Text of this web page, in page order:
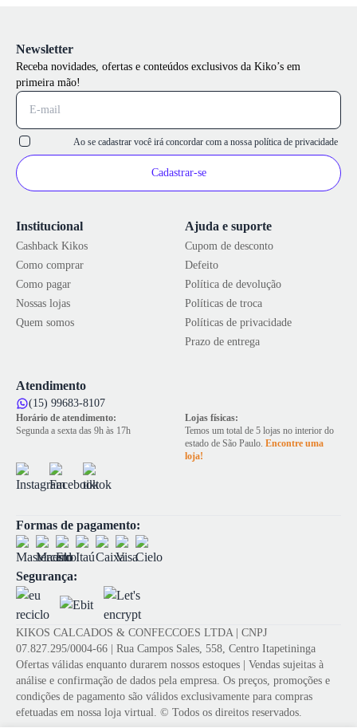
Institucional
Cashback Kikos
Como comprar
Como pagar
Nossas lojas
Quem somos
Ajuda e suporte
Cupom de desconto
Defeito
Política de devolução
Políticas de troca
Políticas de privacidade
Prazo de entrega
Atendimento
(15) 99683-8107
Horário de atendimento:
Segunda a sexta das 9h às 17h
Lojas físicas:
Temos um total de 5 lojas no interior do
estado de São Paulo. Encontre uma
loja!
Newsletter
Receba novidades, ofertas e conteúdos exclusivos da Kiko’s em
primeira mão!
Ao se cadastrar você irá concordar com a nossa política de privacidade
Cadastrar-se
Formas de pagamento:
Segurança:
KIKOS CALCADOS & CONFECCOES LTDA | CNPJ
07.827.295/0004-66 | Rua Campos Sales, 558, Centro Itapetininga
Ofertas válidas enquanto durarem nossos estoques | Vendas sujeitas à
análise e confirmação de dados pela empresa. Os preços, promoções e
condições de pagamento são válidos exclusivamente para compras
efetuadas em nossa loja virtual. © Todos os direitos reservados.